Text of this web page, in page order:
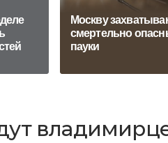
Москву
смертельно
пауки